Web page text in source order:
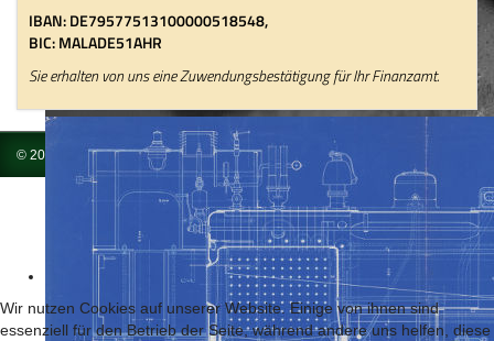
IBAN: DE79577513100000518548,
BIC: MALADE51AHR
Sie erhalten von uns eine Zuwendungsbestätigung für Ihr Finanzamt.
© 2026 Brohltal-Schmalspureisenbahn Betriebs-GmbH
Wir nutzen Cookies auf unserer Website. Einige von ihnen sind
essenziell für den Betrieb der Seite, während andere uns helfen, diese